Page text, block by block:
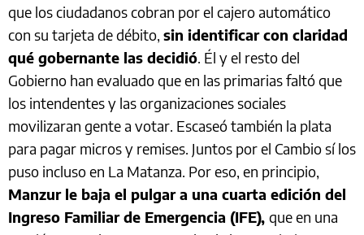
que los ciudadanos cobran por el cajero automático
con su tarjeta de débito, sin identificar con claridad
qué gobernante las decidió. Él y el resto del
Gobierno han evaluado que en las primarias faltó que
los intendentes y las organizaciones sociales
movilizaran gente a votar. Escaseó también la plata
para pagar micros y remises. Juntos por el Cambio sí los
puso incluso en La Matanza. Por eso, en principio,
Manzur le baja el pulgar a una cuarta edición del
Ingreso Familiar de Emergencia (IFE), que en una